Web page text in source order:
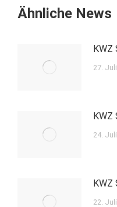
Ähnliche News
27.
24.
22.